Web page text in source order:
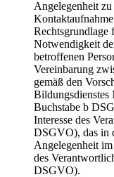
Angelegenheit
Rechtsgrundlage
Notwendigkeit
betroffenen
Vereinbarung
gemäß den
Bildungsdienstes
Buchstabe b
Interesse des
DSGVO), das in
Angelegenheit
des
DSGVO).